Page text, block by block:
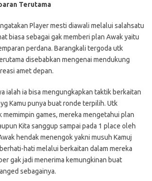
Terutama
Player mesti diawali melalui salahsatu
biasa sebagai gak memberi plan Awak yaitu
perdana. Barangkali tergoda utk
disebabkan mengenai mendukung
amet depan.
ialah ia bisa mengungkapkan taktik berkaitan
Kamu punya buat ronde terpilih. Utk
memimpin games, mereka mengetahui plan
Kita sanggup sampai pada 1 place oleh
hendak menengok yakni musuh Kamuj
hati melalui berkaitan dalam mereka
gak jadi menerima kemungkinan buat
sebagainya.